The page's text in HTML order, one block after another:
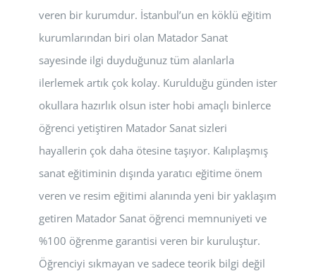
veren bir kurumdur. İstanbul’un en köklü eğitim
kurumlarından biri olan Matador Sanat
sayesinde ilgi duyduğunuz tüm alanlarla
ilerlemek artık çok kolay. Kurulduğu günden ister
okullara hazırlık olsun ister hobi amaçlı binlerce
öğrenci yetiştiren Matador Sanat sizleri
hayallerin çok daha ötesine taşıyor. Kalıplaşmış
sanat eğitiminin dışında yaratıcı eğitime önem
veren ve resim eğitimi alanında yeni bir yaklaşım
getiren Matador Sanat öğrenci memnuniyeti ve
%100 öğrenme garantisi veren bir kuruluştur.
Öğrenciyi sıkmayan ve sadece teorik bilgi değil